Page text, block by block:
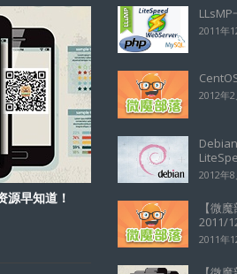
源早知道！
2011年
2012年2
2012年8
【微
2011/
2011年